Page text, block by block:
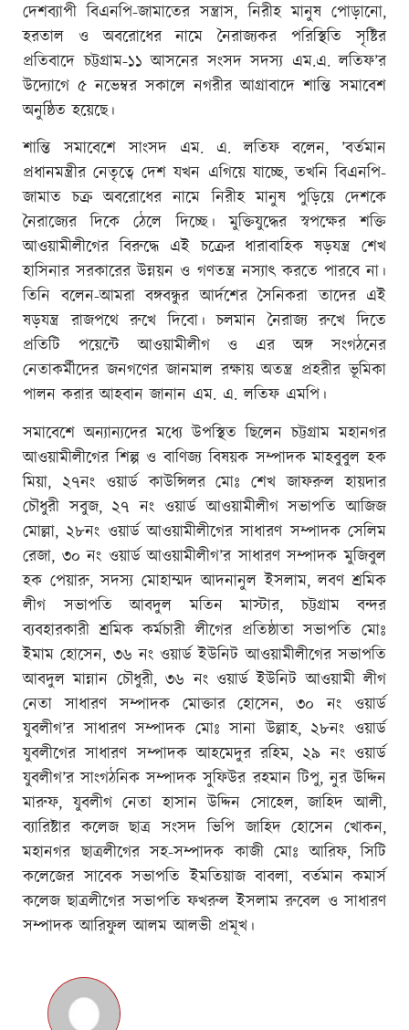
দেশব্যাপী বিএনপি-জামাতের সন্ত্রাস, নিরীহ মানুষ পোড়ানো,
হরতাল ও অবরোধের নামে নৈরাজ্যকর পরিস্থিতি সৃষ্টির
প্রতিবাদে চট্টগ্রাম-১১ আসনের সংসদ সদস্য এম.এ. লতিফ’র
উদ্যোগে ৫ নভেম্বর সকালে নগরীর আগ্রাবাদে শান্তি সমাবেশ
অনুষ্ঠিত হয়েছে।
শান্তি সমাবেশে সাংসদ এম. এ. লতিফ বলেন, ’বর্তমান
প্রধানমন্ত্রীর নেতৃত্বে দেশ যখন এগিয়ে যাচ্ছে, তখনি বিএনপি-
জামাত চক্র অবরোধের নামে নিরীহ মানুষ পুড়িয়ে দেশকে
নৈরাজ্যের দিকে ঠেলে দিচ্ছে। মুক্তিযুদ্ধের স্বপক্ষের শক্তি
আওয়ামীলীগের বিরুদ্ধে এই চক্রের ধারাবাহিক ষড়যন্ত্র শেখ
হাসিনার সরকারের উন্নয়ন ও গণতন্ত্র নস্যাৎ করতে পারবে না।
তিনি বলেন-আমরা বঙ্গবন্ধুর আর্দশের সৈনিকরা তাদের এই
ষড়যন্ত্র রাজপথে রুখে দিবো। চলমান নৈরাজ্য রুখে দিতে
প্রতিটি পয়েন্টে আওয়ামীলীগ ও এর অঙ্গ সংগঠনের
নেতাকর্মীদের জনগণের জানমাল রক্ষায় অতন্ত্র প্রহরীর ভূমিকা
পালন করার আহবান জানান এম. এ. লতিফ এমপি।
সমাবেশে অন্যান্যদের মধ্যে উপস্থিত ছিলেন চট্টগ্রাম মহানগর
আওয়ামীলীগের শিল্প ও বাণিজ্য বিষয়ক সম্পাদক মাহবুবুল হক
মিয়া, ২৭নং ওয়ার্ড কাউন্সিলর মোঃ শেখ জাফরুল হায়দার
চৌধুরী সবুজ, ২৭ নং ওয়ার্ড আওয়ামীলীগ সভাপতি আজিজ
মোল্লা, ২৮নং ওয়ার্ড আওয়ামীলীগের সাধারণ সম্পাদক সেলিম
রেজা, ৩০ নং ওয়ার্ড আওয়ামীলীগ’র সাধারণ সম্পাদক মুজিবুল
হক পেয়ারু, সদস্য মোহাম্মদ আদনানুল ইসলাম, লবণ শ্রমিক
লীগ সভাপতি আবদুল মতিন মাস্টার, চট্টগ্রাম বন্দর
ব্যবহারকারী শ্রমিক কর্মচারী লীগের প্রতিষ্ঠাতা সভাপতি মোঃ
ইমাম হোসেন, ৩৬ নং ওয়ার্ড ইউনিট আওয়ামীলীগের সভাপতি
আবদুল মান্নান চৌধুরী, ৩৬ নং ওয়ার্ড ইউনিট আওয়ামী লীগ
নেতা সাধারণ সম্পাদক মোক্তার হোসেন, ৩০ নং ওয়ার্ড
যুবলীগ’র সাধারণ সম্পাদক মোঃ সানা উল্লাহ, ২৮নং ওয়ার্ড
যুবলীগের সাধারণ সম্পাদক আহমেদুর রহিম, ২৯ নং ওয়ার্ড
যুবলীগ’র সাংগঠনিক সম্পাদক সুফিউর রহমান টিপু, নুর উদ্দিন
মারুফ, যুবলীগ নেতা হাসান উদ্দিন সোহেল, জাহিদ আলী,
ব্যারিষ্টার কলেজ ছাত্র সংসদ ভিপি জাহিদ হোসেন খোকন,
মহানগর ছাত্রলীগের সহ-সম্পাদক কাজী মোঃ আরিফ, সিটি
কলেজের সাবেক সভাপতি ইমতিয়াজ বাবলা, বর্তমান কমার্স
কলেজ ছাত্রলীগের সভাপতি ফখরুল ইসলাম রুবেল ও সাধারণ
সম্পাদক আরিফুল আলম আলভী প্রমূখ।